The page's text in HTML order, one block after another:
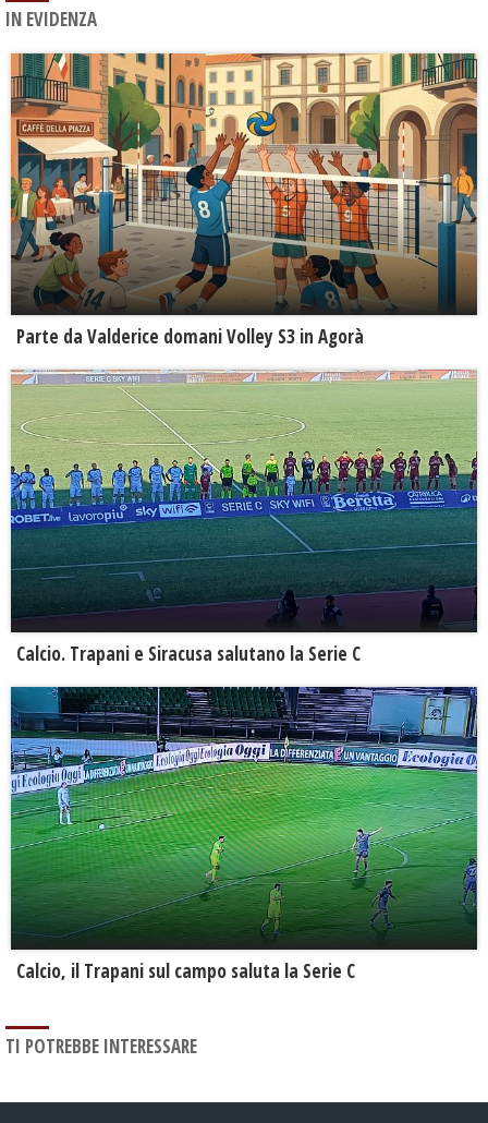
IN EVIDENZA
Parte da Valderice domani Volley S3 in Agorà
Calcio. Trapani e Siracusa salutano la Serie C
Calcio, il Trapani sul campo saluta la Serie C
TI POTREBBE INTERESSARE